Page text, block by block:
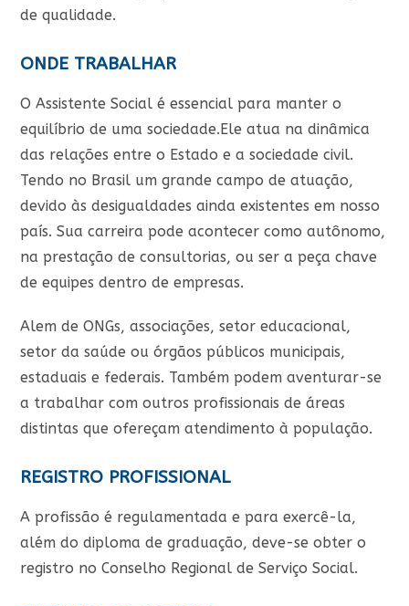
de qualidade.
ONDE TRABALHAR
O Assistente Social é essencial para manter o
equilíbrio de uma sociedade.Ele atua na dinâmica
das relações entre o Estado e a sociedade civil.
Tendo no Brasil um grande campo de atuação,
devido às desigualdades ainda existentes em nosso
país. Sua carreira pode acontecer como autônomo,
na prestação de consultorias, ou ser a peça chave
de equipes dentro de empresas.
Alem de ONGs, associações, setor educacional,
setor da saúde ou órgãos públicos municipais,
estaduais e federais. Também podem aventurar-se
a trabalhar com outros profissionais de áreas
distintas que ofereçam atendimento à população.
REGISTRO PROFISSIONAL
A profissão é regulamentada e para exercê-la,
além do diploma de graduação, deve-se obter o
registro no Conselho Regional de Serviço Social.